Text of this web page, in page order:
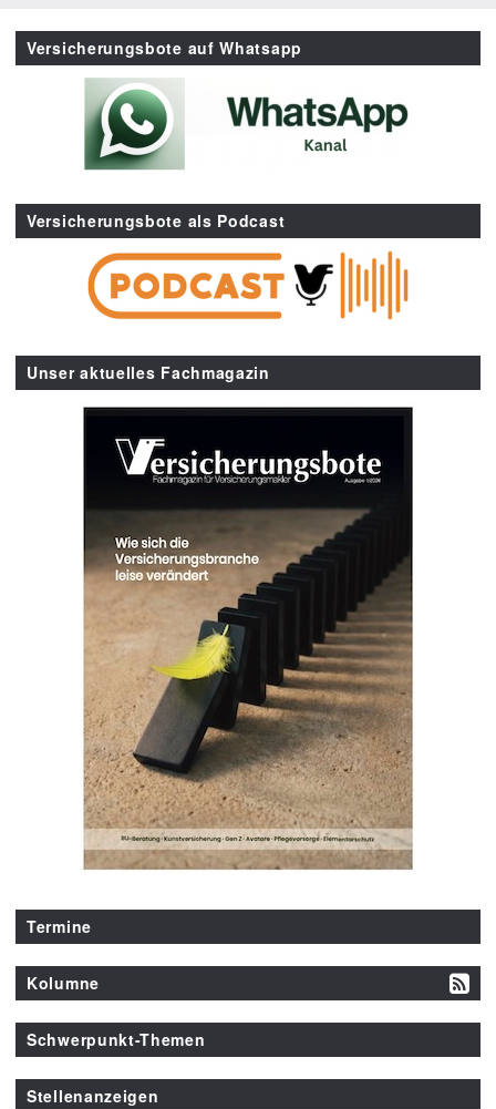
Versicherungsbote auf Whatsapp
Versicherungsbote als Podcast
Unser aktuelles Fachmagazin
Termine
Kolumne
Schwerpunkt-Themen
Stellenanzeigen